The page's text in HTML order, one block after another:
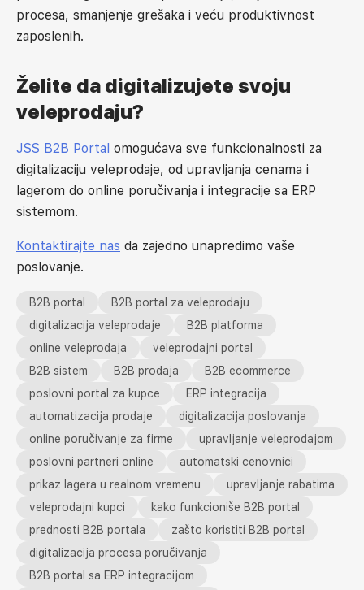
procesa, smanjenje grešaka i veću produktivnost
zaposlenih.
Želite da digitalizujete svoju
veleprodaju?
JSS B2B Portal omogućava sve funkcionalnosti za
digitalizaciju veleprodaje, od upravljanja cenama i
lagerom do online poručivanja i integracije sa ERP
sistemom.
Kontaktirajte nas da zajedno unapredimo vaše
poslovanje.
B2B portal
B2B portal za veleprodaju
digitalizacija veleprodaje
B2B platforma
online veleprodaja
veleprodajni portal
B2B sistem
B2B prodaja
B2B ecommerce
poslovni portal za kupce
ERP integracija
automatizacija prodaje
digitalizacija poslovanja
online poručivanje za firme
upravljanje veleprodajom
poslovni partneri online
automatski cenovnici
prikaz lagera u realnom vremenu
upravljanje rabatima
veleprodajni kupci
kako funkcioniše B2B portal
prednosti B2B portala
zašto koristiti B2B portal
digitalizacija procesa poručivanja
B2B portal sa ERP integracijom